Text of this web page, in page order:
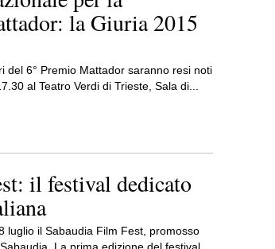
la Giuria 2015
del 6° Premio Mattador saranno resi noti
al Teatro Verdi di Trieste, Sala di...
il festival dedicato
luglio il Sabaudia Film Fest, promosso